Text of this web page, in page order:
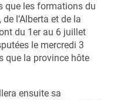
que les formations du
l’Alberta et de la
du 1er au 6 juillet
le mercredi 3
que la province hôte
ensuite sa